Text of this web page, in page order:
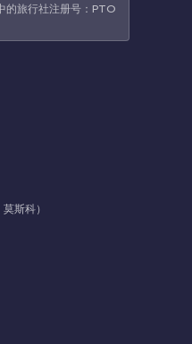
的旅行社注册号：РТО
斯科）